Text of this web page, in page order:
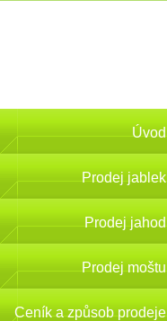
Úvod
Prodej jablek
Prodej jahod
Prodej moštu
Ceník a způsob prodeje